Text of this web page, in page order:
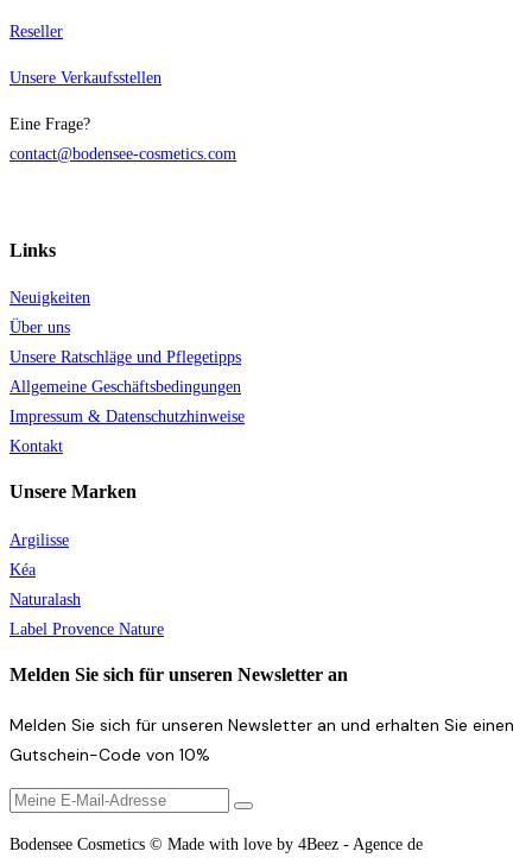
Reseller
Unsere Verkaufsstellen
Eine Frage?
contact@bodensee-cosmetics.com
Links
Neuigkeiten
Über uns
Unsere Ratschläge und Pflegetipps
Allgemeine Geschäftsbedingungen
Impressum & Datenschutzhinweise
Kontakt
Unsere Marken
Argilisse
Kéa
Naturalash
Label Provence Nature
Melden Sie sich für unseren Newsletter an
Melden Sie sich für unseren Newsletter an und erhalten Sie einen
Gutschein-Code von 10%
Bodensee Cosmetics © Made with love by 4Beez - Agence de